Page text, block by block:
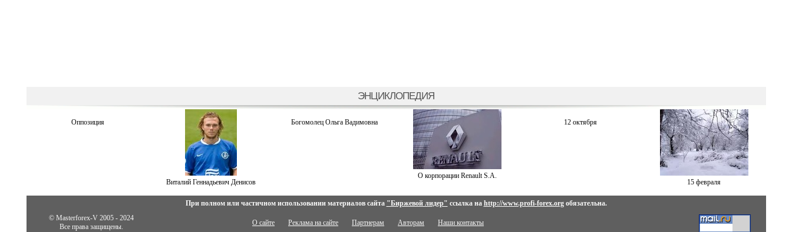
ЭНЦИКЛОПЕДИЯ
Оппозиция
Витaлий Геннадьевич Денисов
Богомолец Ольга Вадимовна
О корпорации Renault S.A.
12 октября
15 февраля
При полном или частичном использовании материалов сайта "Биржевой лидер" ссылка на http://www.profi-forex.orgобязательна.
© Masterforex-V 2005 - 2024
Все права защищены.
О сайте Реклама на сайте Партнерам Авторам Наши контакты